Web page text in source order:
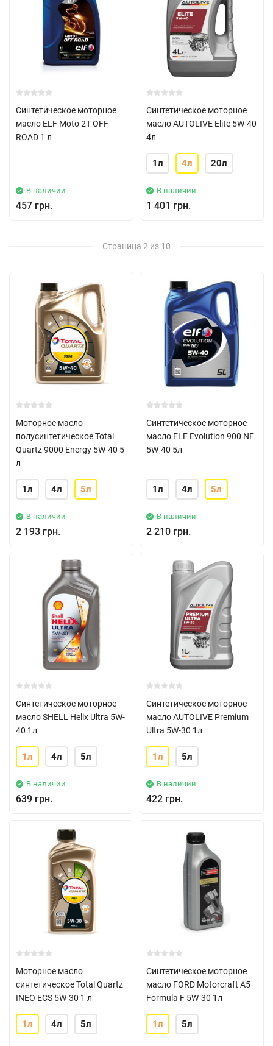
Синтетическое моторное
масло ELF Moto 2T OFF
ROAD 1 л
В наличии
457 грн.
Синтетическое моторное
масло AUTOLIVE Elite 5W-40
4л
1л 4л 20л
В наличии
1 401 грн.
Страница 2 из 10
Моторное масло
полусинтетическое Total
Quartz 9000 Energy 5W-40 5
л
1л 4л 5л
В наличии
2 193 грн.
Синтетическое моторное
масло ELF Evolution 900 NF
5W-40 5л
1л 4л 5л
В наличии
2 210 грн.
Синтетическое моторное
масло SHELL Helix Ultra 5W-
40 1л
1л 4л 5л
В наличии
639 грн.
Синтетическое моторное
масло AUTOLIVE Premium
Ultra 5W-30 1л
1л 5л
В наличии
422 грн.
Моторное масло
синтетическое Total Quartz
INEO ECS 5W-30 1 л
1л 4л 5л
Синтетическое моторное
масло FORD Motorcraft A5
Formula F 5W-30 1л
1л 5л